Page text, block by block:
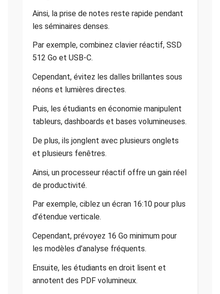
Ainsi, la prise de notes reste rapide pendant
les séminaires denses.
Par exemple, combinez clavier réactif, SSD
512 Go et USB-C.
Cependant, évitez les dalles brillantes sous
néons et lumières directes.
Puis, les étudiants en économie manipulent
tableurs, dashboards et bases volumineuses.
De plus, ils jonglent avec plusieurs onglets
et plusieurs fenêtres.
Ainsi, un processeur réactif offre un gain réel
de productivité.
Par exemple, ciblez un écran 16:10 pour plus
d’étendue verticale.
Cependant, prévoyez 16 Go minimum pour
les modèles d’analyse fréquents.
Ensuite, les étudiants en droit lisent et
annotent des PDF volumineux.